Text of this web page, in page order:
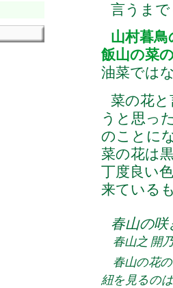
言うま
山村暮
飯山の菜
油菜では
菜の花
うと思っ
のことに
菜の花は
丁度良い
来ている
春山の咲
春山之 開
春山の花の
紐を見るの